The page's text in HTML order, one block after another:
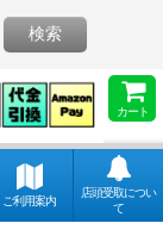
カート
検索
ご利用案内
店頭受取につい
て